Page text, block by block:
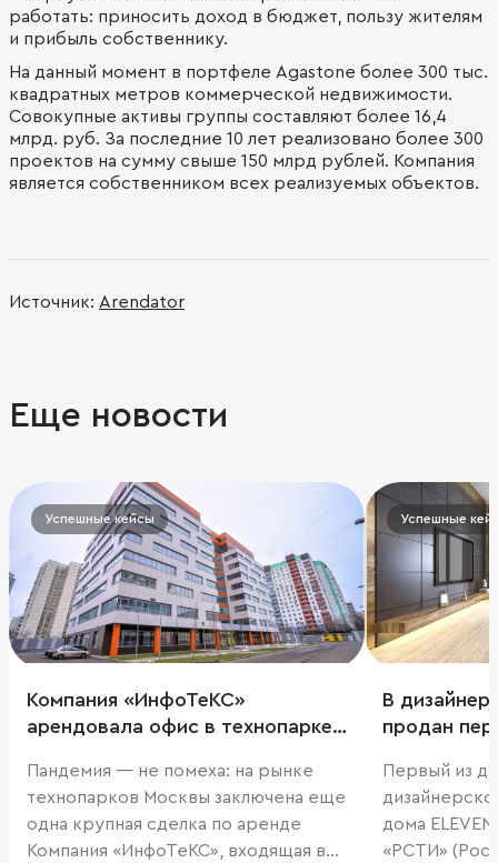
работать: приносить доход в бюджет, пользу жителям
и прибыль собственнику.
На данный момент в портфеле Agastone более 300 тыс.
квадратных метров коммерческой недвижимости.
Совокупные активы группы составляют более 16,4
млрд. руб. За последние 10 лет реализовано более 300
проектов на сумму свыше 150 млрд рублей. Компания
является собственником всех реализуемых объектов.
Источник: Arendator
Еще новости
Успешные кейсы
Компания «ИнфоТеКС»
арендовала офис в технопарке
Пандемия — не помеха: на рынке
технопарков Москвы заключена еще
одна крупная сделка по аренде
Компания «ИнфоТеКС», входящая в
Успешные
В
продан
Первый из
дома
«РСТИ»